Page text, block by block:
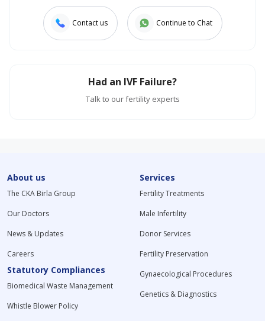
Contact us Continue to Chat
Had an IVF Failure?
Talk to our fertility experts
About us
The CKA Birla Group
Our Doctors
News & Updates
Careers
Statutory Compliances
Biomedical Waste Management
Whistle Blower Policy
Services
Fertility Treatments
Male Infertility
Donor Services
Fertility Preservation
Gynaecological Procedures
Genetics & Diagnostics